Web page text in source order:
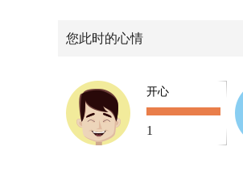
您此时的心情
开心
1